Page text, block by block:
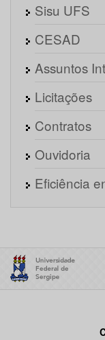
Sisu UFS
CESAD
Assuntos
Licitações
Contratos
Ouvidoria
Eficiência